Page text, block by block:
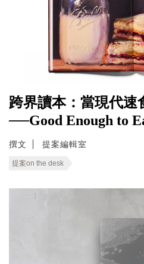
跨界讀本：當現代速
──Good Enough to
撰文 提案編輯室
提案on the desk